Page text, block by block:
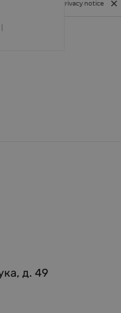
д. 49
Privacy notice